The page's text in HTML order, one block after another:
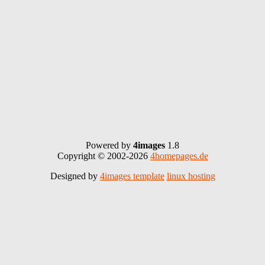
Powered by 4images 1.8
Copyright © 2002-2026 4homepages.de
Designed by 4images template linux hosting